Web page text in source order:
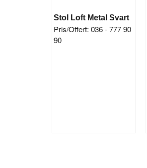
Stol Loft Metal Svart
Pris/Offert: 036 - 777 90
90